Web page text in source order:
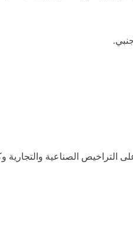
على التراخيص الصناعية